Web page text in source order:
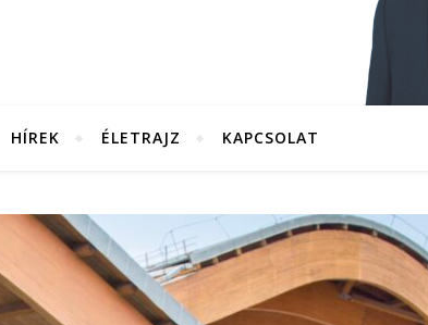
HÍREK ÉLETRAJZ KAPCSOLAT